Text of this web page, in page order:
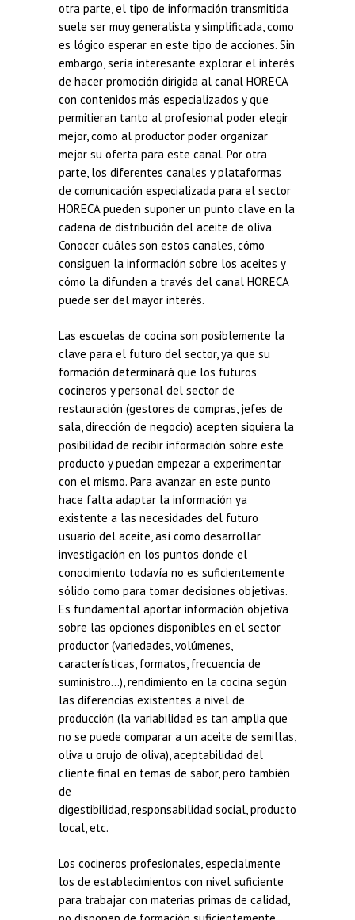
otra parte, el tipo de información transmitida
suele ser muy generalista y simplificada, como
es lógico esperar en este tipo de acciones. Sin
embargo, sería interesante explorar el interés
de hacer promoción dirigida al canal HORECA
con contenidos más especializados y que
permitieran tanto al profesional poder elegir
mejor, como al productor poder organizar
mejor su oferta para este canal. Por otra
parte, los diferentes canales y plataformas
de comunicación especializada para el sector
HORECA pueden suponer un punto clave en la
cadena de distribución del aceite de oliva.
Conocer cuáles son estos canales, cómo
consiguen la información sobre los aceites y
cómo la difunden a través del canal HORECA
puede ser del mayor interés.
Las escuelas de cocina son posiblemente la
clave para el futuro del sector, ya que su
formación determinará que los futuros
cocineros y personal del sector de
restauración (gestores de compras, jefes de
sala, dirección de negocio) acepten siquiera la
posibilidad de recibir información sobre este
producto y puedan empezar a experimentar
con el mismo. Para avanzar en este punto
hace falta adaptar la información ya
existente a las necesidades del futuro
usuario del aceite, así como desarrollar
investigación en los puntos donde el
conocimiento todavía no es suficientemente
sólido como para tomar decisiones objetivas.
Es fundamental aportar información objetiva
sobre las opciones disponibles en el sector
productor (variedades, volúmenes,
características, formatos, frecuencia de
suministro…), rendimiento en la cocina según
las diferencias existentes a nivel de
producción (la variabilidad es tan amplia que
no se puede comparar a un aceite de semillas,
oliva u orujo de oliva), aceptabilidad del
cliente final en temas de sabor, pero también
de
digestibilidad, responsabilidad social, producto
local, etc.
Los cocineros profesionales, especialmente
los de establecimientos con nivel suficiente
para trabajar con materias primas de calidad,